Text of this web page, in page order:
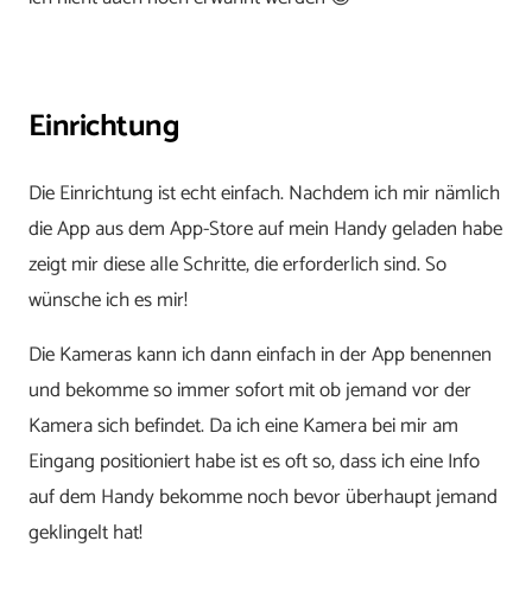
Einrichtung
Die Einrichtung ist echt einfach. Nachdem ich mir nämlich
die App aus dem App-Store auf mein Handy geladen habe
zeigt mir diese alle Schritte, die erforderlich sind. So
wünsche ich es mir!
Die Kameras kann ich dann einfach in der App benennen
und bekomme so immer sofort mit ob jemand vor der
Kamera sich befindet. Da ich eine Kamera bei mir am
Eingang positioniert habe ist es oft so, dass ich eine Info
auf dem Handy bekomme noch bevor überhaupt jemand
geklingelt hat!